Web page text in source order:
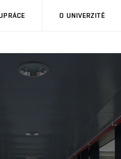
O UNIVERZITĚ